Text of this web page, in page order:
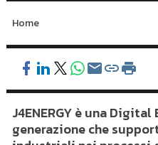
Home
J4ENERGY è una
generazione che